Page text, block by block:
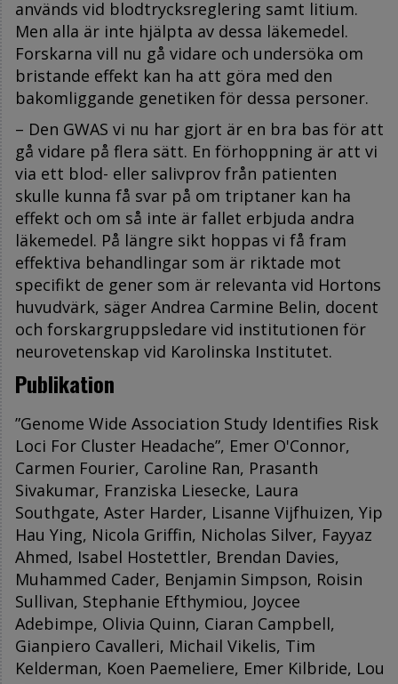
används vid blodtrycksreglering samt litium.
Men alla är inte hjälpta av dessa läkemedel.
Forskarna vill nu gå vidare och undersöka om
bristande effekt kan ha att göra med den
bakomliggande genetiken för dessa personer.
– Den GWAS vi nu har gjort är en bra bas för att
gå vidare på flera sätt. En förhoppning är att vi
via ett blod- eller salivprov från patienten
skulle kunna få svar på om triptaner kan ha
effekt och om så inte är fallet erbjuda andra
läkemedel. På längre sikt hoppas vi få fram
effektiva behandlingar som är riktade mot
specifikt de gener som är relevanta vid Hortons
huvudvärk, säger Andrea Carmine Belin, docent
och forskargruppsledare vid institutionen för
neurovetenskap vid Karolinska Institutet.
Publikation
”Genome Wide Association Study Identifies Risk
Loci For Cluster Headache”, Emer O'Connor,
Carmen Fourier, Caroline Ran, Prasanth
Sivakumar, Franziska Liesecke, Laura
Southgate, Aster Harder, Lisanne Vijfhuizen, Yip
Hau Ying, Nicola Griffin, Nicholas Silver, Fayyaz
Ahmed, Isabel Hostettler, Brendan Davies,
Muhammed Cader, Benjamin Simpson, Roisin
Sullivan, Stephanie Efthymiou, Joycee
Adebimpe, Olivia Quinn, Ciaran Campbell,
Gianpiero Cavalleri, Michail Vikelis, Tim
Kelderman, Koen Paemeliere, Emer Kilbride, Lou